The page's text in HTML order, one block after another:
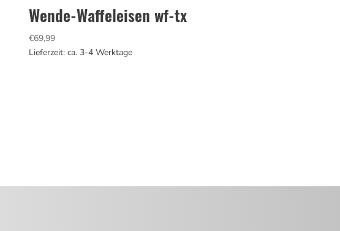
Wende-Waffeleisen wf-tx
€69,99
Lieferzeit: ca. 3-4 Werktage